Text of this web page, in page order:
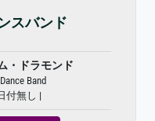
スバンド
・ドラモンド
Band
付無し |